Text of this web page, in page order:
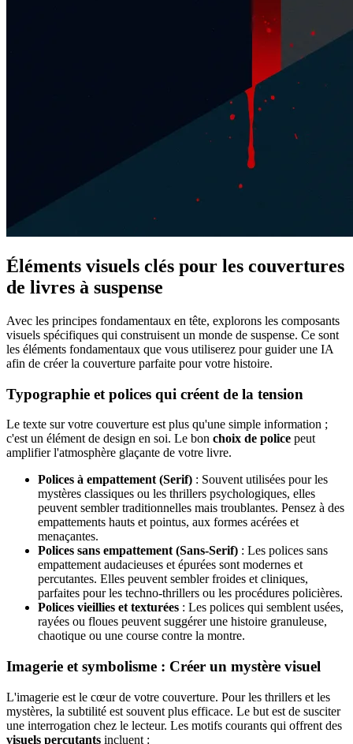
Éléments visuels clés pour les couvertures
de livres à suspense
Avec les principes fondamentaux en tête, explorons les composants
visuels spécifiques qui construisent un monde de suspense. Ce sont
les éléments fondamentaux que vous utiliserez pour guider une IA
afin de créer la couverture parfaite pour votre histoire.
Typographie et polices qui créent de la tension
Le texte sur votre couverture est plus qu'une simple information ;
c'est un élément de design en soi. Le bon choix de police peut
amplifier l'atmosphère glaçante de votre livre.
Polices à empattement (Serif) : Souvent utilisées pour les
mystères classiques ou les thrillers psychologiques, elles
peuvent sembler traditionnelles mais troublantes. Pensez à des
empattements hauts et pointus, aux formes acérées et
menaçantes.
Polices sans empattement (Sans-Serif) : Les polices sans
empattement audacieuses et épurées sont modernes et
percutantes. Elles peuvent sembler froides et cliniques,
parfaites pour les techno-thrillers ou les procédures policières.
Polices vieillies et texturées : Les polices qui semblent usées,
rayées ou floues peuvent suggérer une histoire granuleuse,
chaotique ou une course contre la montre.
Imagerie et symbolisme : Créer un mystère visuel
L'imagerie est le cœur de votre couverture. Pour les thrillers et les
mystères, la subtilité est souvent plus efficace. Le but est de susciter
une interrogation chez le lecteur. Les motifs courants qui offrent des
visuels percutants incluent :